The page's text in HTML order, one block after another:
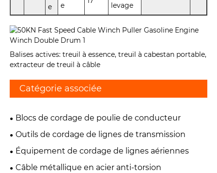
e
e
levage
Balises actives: treuil à essence, treuil à cabestan portable,
extracteur de treuil à câble
Catégorie associée
Blocs de cordage de poulie de conducteur
Outils de cordage de lignes de transmission
Équipement de cordage de lignes aériennes
Câble métallique en acier anti-torsion